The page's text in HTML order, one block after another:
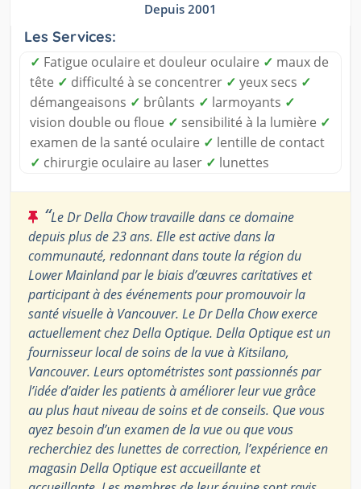
Depuis 2001
Les Services:
✓ Fatigue oculaire et douleur oculaire ✓ maux de
tête ✓ difficulté à se concentrer ✓ yeux secs ✓
démangeaisons ✓ brûlants ✓ larmoyants ✓
vision double ou floue ✓ sensibilité à la lumière ✓
examen de la santé oculaire ✓ lentille de contact
✓ chirurgie oculaire au laser ✓ lunettes
“Le Dr Della Chow travaille dans ce domaine
depuis plus de 23 ans. Elle est active dans la
communauté, redonnant dans toute la région du
Lower Mainland par le biais d’œuvres caritatives et
participant à des événements pour promouvoir la
santé visuelle à Vancouver. Le Dr Della Chow exerce
actuellement chez Della Optique. Della Optique est un
fournisseur local de soins de la vue à Kitsilano,
Vancouver. Leurs optométristes sont passionnés par
l’idée d’aider les patients à améliorer leur vue grâce
au plus haut niveau de soins et de conseils. Que vous
ayez besoin d’un examen de la vue ou que vous
recherchiez des lunettes de correction, l’expérience en
magasin Della Optique est accueillante et